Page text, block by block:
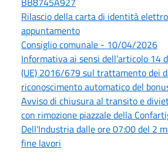
Rilascio della carta di identità
appuntamento
Consiglio comunale - 10/04/2026
Informativa ai sensi dell’articolo 14
(UE) 2016/679 sul trattamento dei
riconoscimento automatico del
Avviso di chiusura al transito e
con rimozione piazzale della
Dell'Industria dalle ore 07:00 del 2
fine lavori